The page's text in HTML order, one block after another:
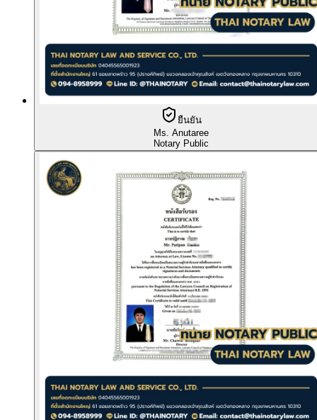
ยืนยัน
Ms. Anutaree
Notary Public